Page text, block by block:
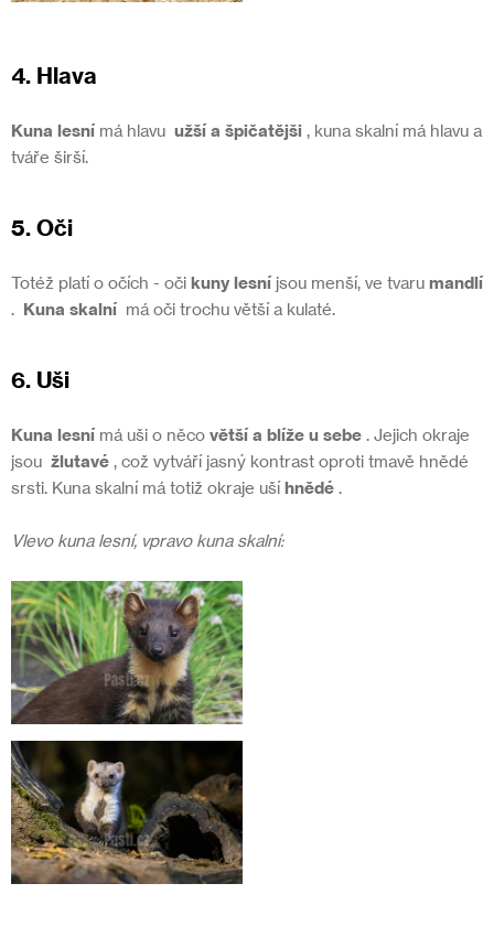
4. Hlava
Kuna lesnímá hlavu užší a špičatějši , kuna skalní má hlavu a
tváře širší.
5. Oči
Totéž platí o očích - oči kuny lesníjsou menší, ve tvaru mandlí
. Kuna skalnímá oči trochu větší a kulaté.
6. Uši
Kuna lesnímá uši o něco větší a blíže u sebe . Jejich okraje
jsou žlutavé , což vytváří jasný kontrast oproti tmavě hnědé
srsti. Kuna skalní má totiž okraje ušíhnědé .
Vlevo kuna lesní, vpravo kuna skalní: